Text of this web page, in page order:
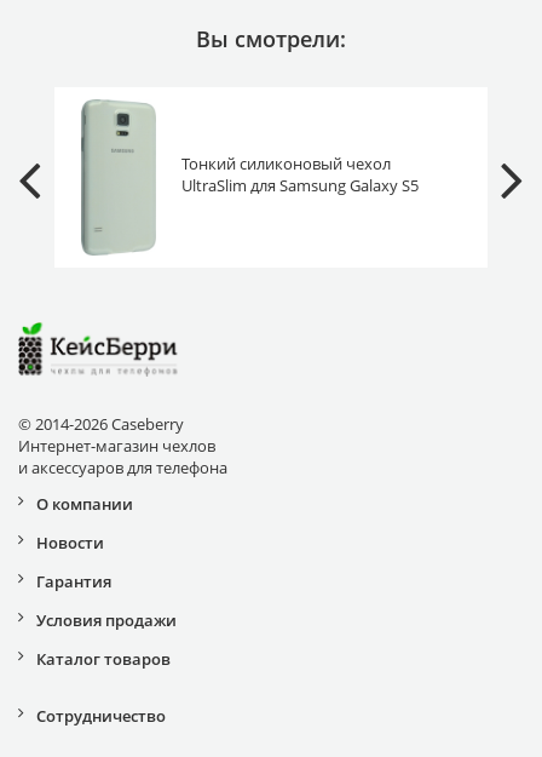
Вы смотрели:
Тонкий силиконовый чехол
UltraSlim для Samsung Galaxy S5
© 2014-2026 Caseberry
Интернет-магазин чехлов
и аксессуаров для телефона
О компании
Новости
Гарантия
Условия продажи
Каталог товаров
Сотрудничество